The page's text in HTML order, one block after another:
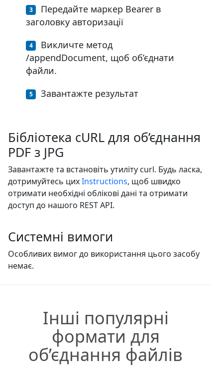
Передайте маркер Bearer в
заголовку авторизації
Викличте метод
/appendDocument, щоб об’єднати
файли.
Завантажте результат
Бібліотека cURL для об’єднання
PDF з JPG
Завантажте та встановіть утиліту curl. Будь ласка,
дотримуйтесь цихInstructions, щоб швидко
отримати необхідні облікові дані та отримати
доступ до нашого REST API.
Системні вимоги
Особливих вимог до використання цього засобу
немає.
Інші популярні
формати для
об’єднання файлів